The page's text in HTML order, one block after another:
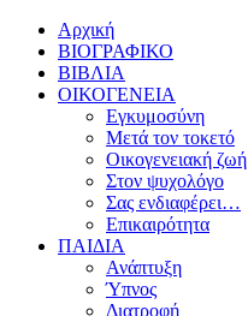
Αρχική
ΒΙΟΓΡΑΦΙΚΟ
ΒΙΒΛΙΑ
ΟΙΚΟΓΕΝΕΙΑ
Εγκυμοσύνη
Μετά τον τοκετό
Οικογενειακή ζωή
Στον ψυχολόγο
Σας ενδιαφέρει…
Επικαιρότητα
ΠΑΙΔΙΑ
Ανάπτυξη
Ύπνος
Διατροφή